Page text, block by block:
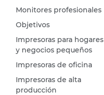
Monitores profesionales
Objetivos
Impresoras para hogares
y negocios pequeños
Impresoras de oficina
Impresoras de alta
producción